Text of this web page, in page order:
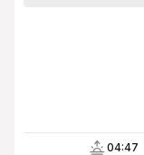
04:47